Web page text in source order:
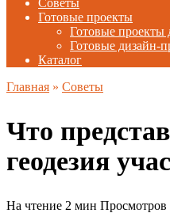
Советы
Готовые проекты
Готовые проекты
Готовые дизайн-
Каталог
Главная » Советы
Что
геодезия
На чтение 2 мин Просмотров